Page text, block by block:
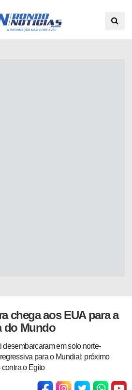
chega aos EUA para a
do Mundo
em solo norte-
para o Mundial; próximo
o Egito